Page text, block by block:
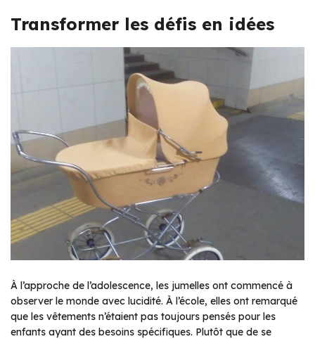
Transformer les défis en idées
À l’approche de l’adolescence, les jumelles ont commencé à
observer le monde avec lucidité. À l’école, elles ont remarqué
que les vêtements n’étaient pas toujours pensés pour les
enfants ayant des besoins spécifiques. Plutôt que de se